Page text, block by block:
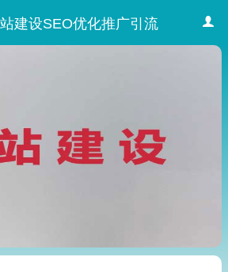
建设SEO优化推广引流